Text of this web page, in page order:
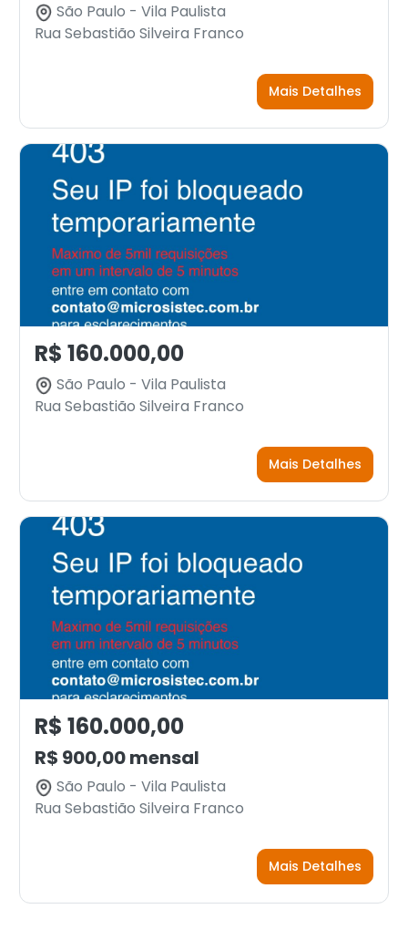
São Paulo - Vila Paulista
Rua Sebastião Silveira Franco
Mais Detalhes
R$ 160.000,00
São Paulo - Vila Paulista
Rua Sebastião Silveira Franco
Mais Detalhes
R$ 160.000,00
R$ 900,00 mensal
São Paulo - Vila Paulista
Rua Sebastião Silveira Franco
Mais Detalhes